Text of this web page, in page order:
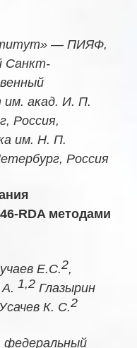
— ПИЯФ,
Санкт-
им. акад. И. П.
Россия,
им. Н. П.
Россия
RDA методами
Е.С.2,
1,2 Глазырин
К. С.2
федеральный